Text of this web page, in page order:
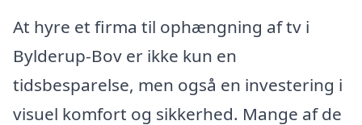
At hyre et firma til ophængning af tv i
Bylderup-Bov er ikke kun en
tidsbesparelse, men også en investering i
visuel komfort og sikkerhed. Mange af de